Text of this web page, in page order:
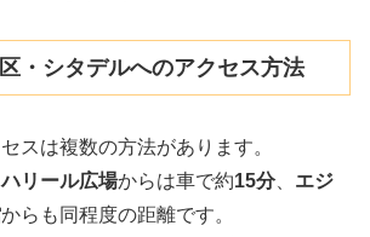
・シタデルへのアクセス方法
スは複数の方法があります。
リール広場からは車で約15分、 エジ
からも同程度の距離です。